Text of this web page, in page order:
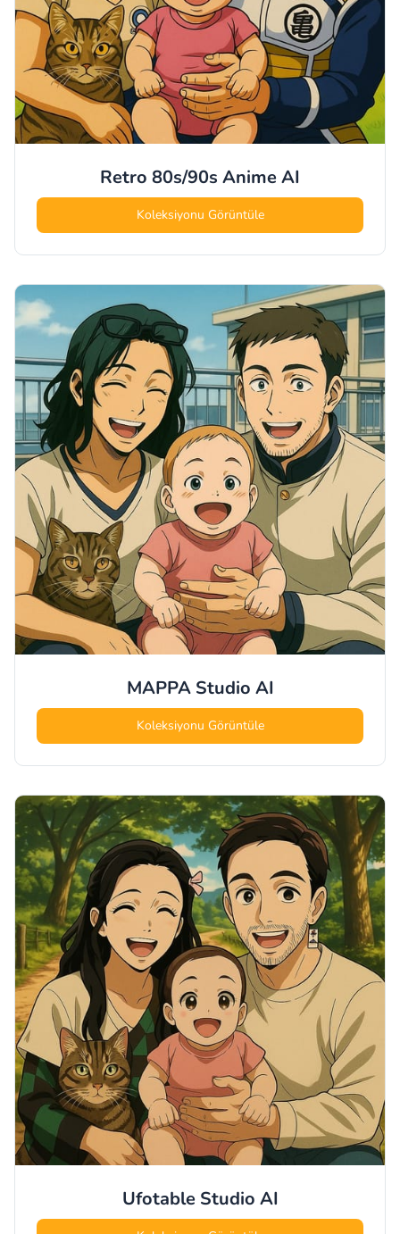
Retro 80s/90s AnimeAI
Koleksiyonu Görüntüle
MAPPA Studio AI
Koleksiyonu Görüntüle
Ufotable Studio AI